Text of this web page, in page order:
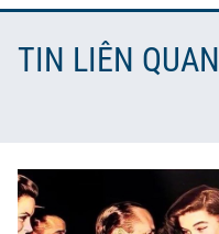
TIN LIÊN QUAN